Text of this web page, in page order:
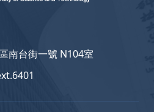
南台街一號 N104室